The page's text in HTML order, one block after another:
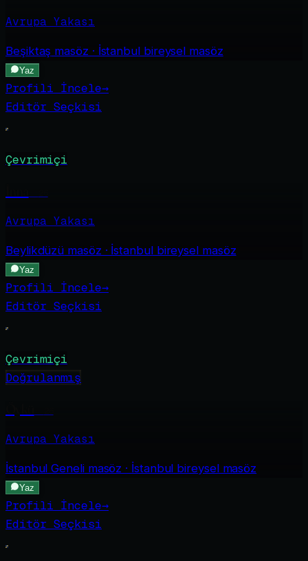
Avrupa Yakası
Beşiktaş masöz · İstanbul bireysel masöz
Yaz
Profili İncele→
Editör Seçkisi
Çevrimiçi
Avrupa Yakası
Beylikdüzü masöz · İstanbul bireysel masöz
Yaz
Profili İncele→
Editör Seçkisi
Çevrimiçi
Doğrulanmış
Avrupa Yakası
İstanbul Genelimasöz · İstanbul bireysel masöz
Yaz
Profili İncele→
Editör Seçkisi